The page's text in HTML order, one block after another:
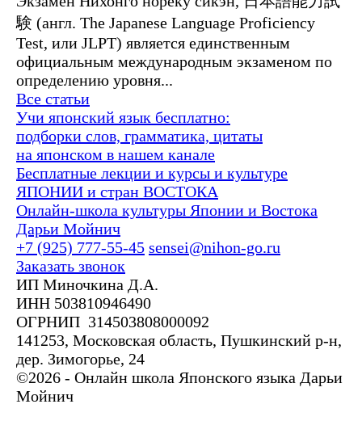
験 (англ. The Japanese Language Proficiency
Test, или JLPT) является единственным
официальным международным экзаменом по
определению уровня...
Все статьи
Учи японский язык бесплатно:
подборки слов, грамматика, цитаты
на японском в нашем канале
Бесплатные лекции и курсы и культуре
ЯПОНИИ и стран ВОСТОКА
Онлайн-школа культуры Японии и Востока
Дарьи Мойнич
+7 (925) 777-55-45 sensei@nihon-go.ru
Заказать звонок
ИП Миночкина Д.А.
ИНН 503810946490
ОГРНИП 314503808000092
141253, Московская область, Пушкинский р-н,
дер. Зимогорье, 24
©2026 - Онлайн школа Японского языка Дарьи
Мойнич